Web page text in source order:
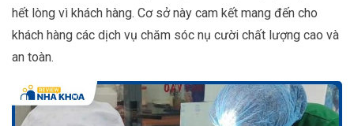
hết lòng vì khách hàng. Cơ sở này cam kết mang đến cho
khách hàng các dịch vụ chăm sóc nụ cười chất lượng cao và
an toàn.